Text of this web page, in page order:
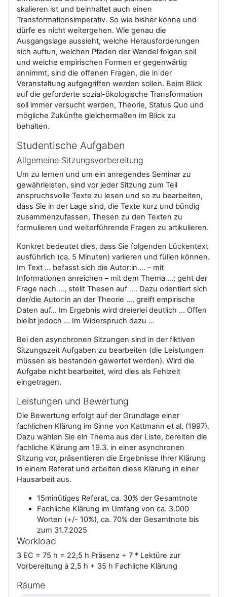
skalieren ist und beinhaltet auch einen
Transformationsimperativ. So wie bisher könne und
dürfe es nicht weitergehen. Wie genau die
Ausgangslage aussieht, welche Herausforderungen
sich auftun, welchen Pfaden der Wandel folgen soll
und welche empirischen Formen er gegenwärtig
annimmt, sind die offenen Fragen, die in der
Veranstaltung aufgegriffen werden sollen. Beim Blick
auf die geforderte sozial-ökologische Transformation
soll immer versucht werden, Theorie, Status Quo und
mögliche Zukünfte gleichermaßen im Blick zu
behalten.
Studentische Aufgaben
Allgemeine Sitzungsvorbereitung
Um zu lernen und um ein anregendes Seminar zu
gewährleisten, sind vor jeder Sitzung zum Teil
anspruchsvolle Texte zu lesen und so zu bearbeiten,
dass Sie in der Lage sind, die Texte kurz und bündig
zusammenzufassen, Thesen zu den Texten zu
formulieren und weiterführende Fragen zu artikulieren.
Konkret bedeutet dies, dass Sie folgenden Lückentext
ausführlich (ca. 5 Minuten) variieren und füllen können.
Im Text ... befasst sich die Autor:in ... – mit
Informationen anreichen – mit dem Thema ...; geht der
Frage nach …, stellt Thesen auf …. Dazu orientiert sich
der/die Autor:in an der Theorie …, greift empirische
Daten auf… Im Ergebnis wird dreierlei deutlich ... Offen
bleibt jedoch … Im Widerspruch dazu …
Bei den asynchronen Sitzungen sind in der fiktiven
Sitzungszeit Aufgaben zu bearbeiten (die Leistungen
müssen als bestanden gewertet werden). Wird die
Aufgabe nicht bearbeitet, wird dies als Fehlzeit
eingetragen.
Leistungen und Bewertung
Die Bewertung erfolgt auf der Grundlage einer
fachlichen Klärung im Sinne von Kattmann et al. (1997).
Dazu wählen Sie ein Thema aus der Liste, bereiten die
fachliche Klärung am 19.3. in einer asynchronen
Sitzung vor, präsentieren die Ergebnisse Ihrer Klärung
in einem Referat und arbeiten diese Klärung in einer
Hausarbeit aus.
15minütiges Referat, ca. 30% der Gesamtnote
Fachliche Klärung im Umfang von ca. 3.000
Worten (+/- 10%), ca. 70% der Gesamtnote bis
zum 31.7.2025
Workload
3 EC = 75 h = 22,5 h Präsenz + 7 * Lektüre zur
Vorbereitung à 2,5 h + 35 h Fachliche Klärung
Räume